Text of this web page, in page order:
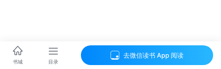
书城 目录
去微信读书 App 阅读